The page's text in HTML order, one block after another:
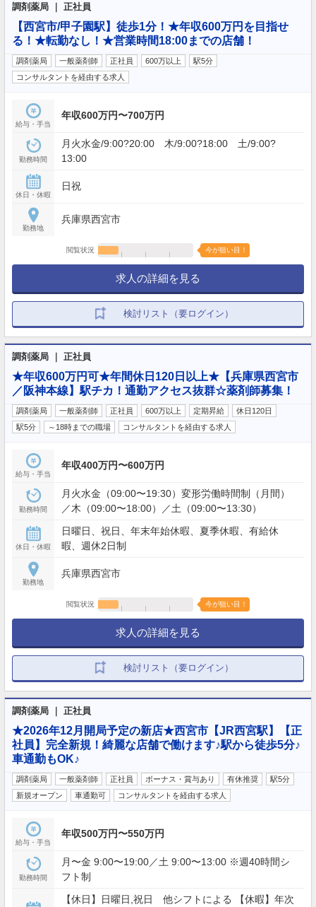
調剤薬局 ｜ 正社員
【西宮市/甲子園駅】徒歩1分！★年収600万円を目指せ
る！★転勤なし！★営業時間18:00までの店舗！
調剤薬局 一般薬剤師 正社員 600万以上
駅5分
コンサルタントを経由する求人
給与・手当
年収600万円〜700万円
勤務時間
月火水金/9:00?20:00 木/9:00?18:00 土/9:00?
13:00
休日・休暇
日祝
勤務地
兵庫県西宮市
閲覧状況 今が狙い目！
求人の詳細を見る
検討リスト（要ログイン）
調剤薬局 ｜ 正社員
★年収600万円可★年間休日120日以上★【兵庫県西宮市
／阪神本線】駅チカ！通勤アクセス抜群☆薬剤師募集！
調剤薬局 一般薬剤師 正社員 600万以上 定期昇給
休日120日
駅5分
～18時までの職場 コンサルタントを経由する求人
給与・手当
年収400万円〜600万円
勤務時間
月火水金（09:00〜19:30）変形労働時間制（月間）
／木（09:00〜18:00）／土（09:00〜13:30）
休日・休暇
日曜日、祝日、年末年始休暇、夏季休暇、有給休
暇、週休2日制
勤務地
兵庫県西宮市
閲覧状況 今が狙い目！
求人の詳細を見る
検討リスト（要ログイン）
調剤薬局 ｜ 正社員
★2026年12月開局予定の新店★西宮市【JR西宮駅】【正
社員】完全新規！綺麗な店舗で働けます♪駅から徒歩5分♪
車通勤もOK♪
調剤薬局 一般薬剤師 正社員 ボーナス・賞与あり 有休推奨
駅5分
新規オープン
車通勤可 コンサルタントを経由する求人
給与・手当
年収500万円〜550万円
勤務時間
月〜金 9:00〜19:00／土 9:00〜13:00 ※週40時間シ
フト制
【休日】日曜日,祝日 他シフトによる 【休暇】年次